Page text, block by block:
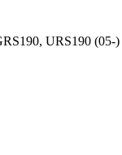
URS190 (05-)